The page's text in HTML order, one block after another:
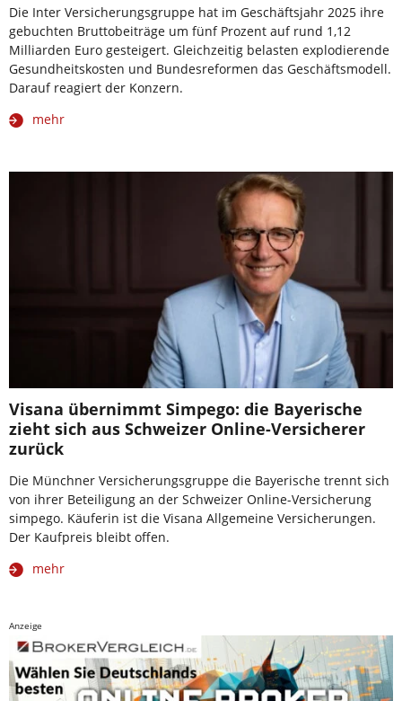
Die Inter Versicherungsgruppe hat im Geschäftsjahr 2025 ihre
gebuchten Bruttobeiträge um fünf Prozent auf rund 1,12
Milliarden Euro gesteigert. Gleichzeitig belasten explodierende
Gesundheitskosten und Bundesreformen das Geschäftsmodell.
Darauf reagiert der Konzern.
mehr
Visana übernimmt Simpego: die Bayerische
zieht sich aus Schweizer Online-Versicherer
zurück
Die Münchner Versicherungsgruppe die Bayerische trennt sich
von ihrer Beteiligung an der Schweizer Online-Versicherung
simpego. Käuferin ist die Visana Allgemeine Versicherungen.
Der Kaufpreis bleibt offen.
mehr
Anzeige